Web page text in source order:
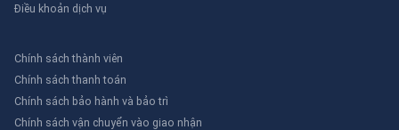
Điều khoản dịch vụ
Chính sách thành viên
Chính sách thanh toán
Chính sách bảo hành và bảo trì
Chính sách vận chuyển vào giao nhận